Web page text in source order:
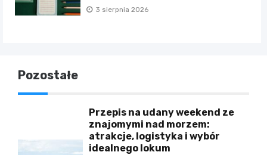
3 sierpnia 2026
Pozostałe
Przepis na udany weekend ze
znajomymi nad morzem:
atrakcje, logistyka i wybór
idealnego lokum